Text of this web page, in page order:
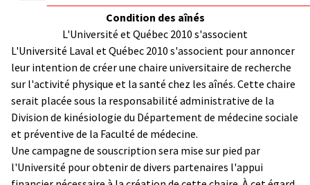
Condition des aînés
L'Université et Québec 2010 s'associent
L'Université Laval et Québec 2010 s'associent pour annoncer
leur intention de créer une chaire universitaire de recherche
sur l'activité physique et la santé chez les aînés. Cette chaire
serait placée sous la responsabilité administrative de la
Division de kinésiologie du Département de médecine sociale
et préventive de la Faculté de médecine.
Une campagne de souscription sera mise sur pied par
l'Université pour obtenir de divers partenaires l'appui